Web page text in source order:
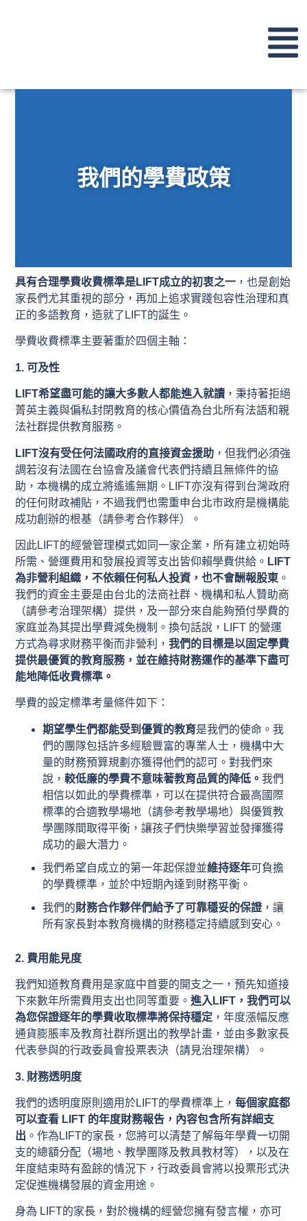
我們的學費政策
具有合理學費收費標準是LIFT成立的初衷之一 ，也是創始
家長們尤其重視的部分，再加上追求實踐包容性治理和真
正的多語教育，造就了LIFT的誕生。
學費收費標準主要著重於四個主軸：
1. 可及性
LIFT希望盡可能的讓大多數人都能進入就讀 ，秉持著拒絕
菁英主義與偏私封閉教育的核心價值為台北所有法語和親
法社群提供教育服務。
LIFT沒有受任何法國政府的直接資金援助 ，但我們必須強
調若沒有法國在台協會及議會代表們持續且無條件的協
助，本機構的成立將遙遙無期。LIFT亦沒有得到台灣政府
的任何財政補貼，不過我們也需重申台北市政府是機構能
成功創辦的根基（請參考合作夥伴）。
因此LIFT的經營管理模式如同一家企業，所有建立初始時
所需、營運費用和發展投資等支出皆仰賴學費供給。 LIFT
為非營利組織，不依賴任何私人投資，也不會酬報股東 。
我們的資金主要是由台北的法商社群、機構和私人贊助商
（請參考治理架構）提供，及一部分來自能夠預付學費的
家庭並為其提出學費減免機制。換句話說，LIFT 的營運
方式為尋求財務平衡而非營利，我們的目標是以固定學費
提供最優質的教育服務，並在維持財務運作的基準下盡可
能地降低收費標準。
學費的設定標準考量條件如下：
期望學生們都能受到優質的教育是我們的使命。我
們的團隊包括許多經驗豐富的專業人士，機構中大
量的財務預算規劃亦獲得他們的認可。對我們來
說，較低廉的學費不意味著教育品質的降低。我們
相信以如此的學費標準，可以在提供符合最高國際
標準的合適教學場地（請參考教學場地）與優質教
學團隊間取得平衡，讓孩子們快樂學習並發揮獲得
成功的最大潛力。
我們希望自成立的第一年起保證並維持逐年可負擔
的學費標準，並於中短期內達到財務平衡。
我們的財務合作夥伴們給予了可靠穩妥的保證 ，讓
所有家長對本教育機構的財務穩定持續感到安心。
2. 費用能見度
我們知道教育費用是家庭中首要的開支之一，預先知道接
下來數年所需費用支出也同等重要。進入LIFT，我們可以
為您保證逐年的學費收取標準將保持穩定 ，年度漲幅反應
通貨膨脹率及教育社群所選出的教學計畫，並由多數家長
代表參與的行政委員會投票表決（請見治理架構）。
3. 財務透明度
我們的透明度原則適用於LIFT的學費標準上，每個家庭都
可以查看 LIFT 的年度財務報告，內容包含所有詳細支
出 。作為LIFT的家長，您將可以清楚了解每年學費一切開
支的總額分配（場地、教學團隊及教具教材等），以及在
年度結束時有盈餘的情況下，行政委員會將以投票形式決
定促進機構發展的資金用途。
身為 LIFT的家長，對於機構的經營您擁有發言權，亦可